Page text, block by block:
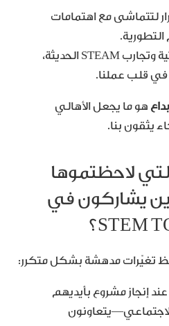
لتتماشى مع اهتمامات
التطورية.
نمزج بين الحرف التراثية وتجارب STEAM الحديثة،
في قلب عملنا.
هو ما يجعل الأهالي
يثقون بنا.
لاحظتموها
يشاركون في
تغيّرات مدهشة بشكل متكرر:
إنجاز مشروع بأيديهم